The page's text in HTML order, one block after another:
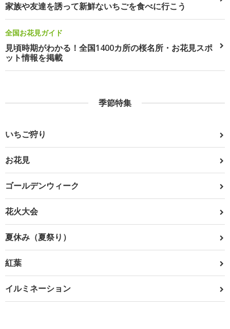
家族や友達を誘って新鮮ないちごを食べに行こう
全国お花見ガイド
見頃時期がわかる！全国1400カ所の桜名所・お花見スポ
ット情報を掲載
季節特集
いちご狩り
お花見
ゴールデンウィーク
花火大会
夏休み（夏祭り）
紅葉
イルミネーション